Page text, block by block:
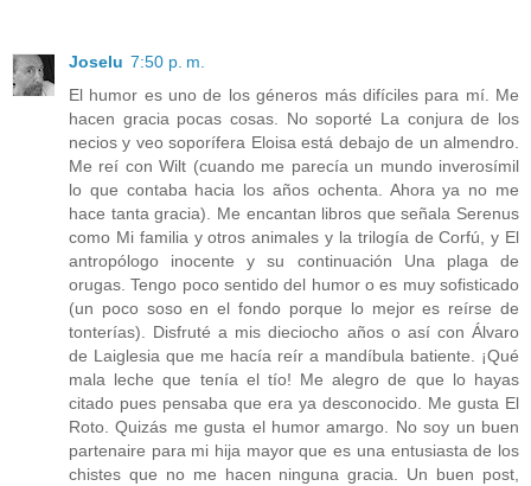
Joselu 7:50 p. m.
El humor es uno de los géneros más difíciles para mí. Me
hacen gracia pocas cosas. No soporté La conjura de los
necios y veo soporífera Eloisa está debajo de un almendro.
Me reí con Wilt (cuando me parecía un mundo inverosímil
lo que contaba hacia los años ochenta. Ahora ya no me
hace tanta gracia). Me encantan libros que señala Serenus
como Mi familia y otros animales y la trilogía de Corfú, y El
antropólogo inocente y su continuación Una plaga de
orugas. Tengo poco sentido del humor o es muy sofisticado
(un poco soso en el fondo porque lo mejor es reírse de
tonterías). Disfruté a mis dieciocho años o así con Álvaro
de Laiglesia que me hacía reír a mandíbula batiente. ¡Qué
mala leche que tenía el tío! Me alegro de que lo hayas
citado pues pensaba que era ya desconocido. Me gusta El
Roto. Quizás me gusta el humor amargo. No soy un buen
partenaire para mi hija mayor que es una entusiasta de los
chistes que no me hacen ninguna gracia. Un buen post,